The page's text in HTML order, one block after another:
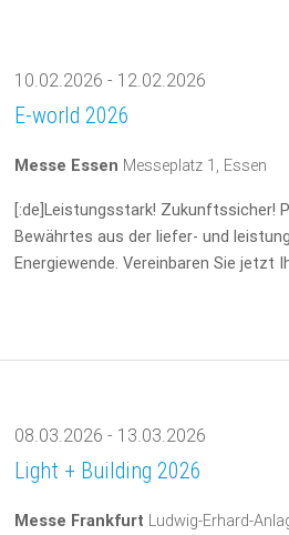
10.02.2026 - 12.02.2026
E-world 2026
Messe Essen Messeplatz 1, Essen
[:de]Leistungsstark! Zukunftssicher!
Bewährtes aus der liefer- und
Energiewende. Vereinbaren Sie jetzt
08.03.2026 - 13.03.2026
Light + Building 2026
Messe Frankfurt Ludwig-Erhard-